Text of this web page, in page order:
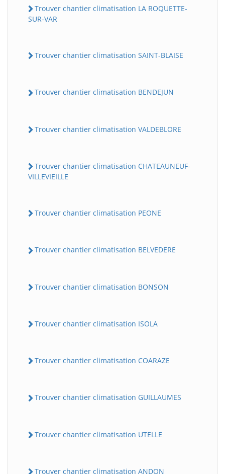
Trouver chantier climatisation LA ROQUETTE-
SUR-VAR
Trouver chantier climatisation SAINT-BLAISE
Trouver chantier climatisation BENDEJUN
Trouver chantier climatisation VALDEBLORE
Trouver chantier climatisation CHATEAUNEUF-
VILLEVIEILLE
Trouver chantier climatisation PEONE
Trouver chantier climatisation BELVEDERE
Trouver chantier climatisation BONSON
Trouver chantier climatisation ISOLA
Trouver chantier climatisation COARAZE
Trouver chantier climatisation GUILLAUMES
Trouver chantier climatisation UTELLE
Trouver chantier climatisation ANDON
BatiWebPro